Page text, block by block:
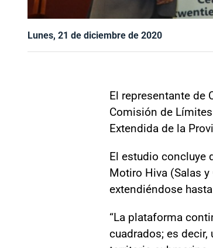
Lunes, 21 de diciembre de 2020
El representante de
Comisión de
Extendida de la
El estudio concluye
Motiro Hiva (Salas
extendiéndose
“La plataforma
cuadrados; es